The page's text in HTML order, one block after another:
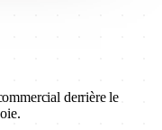
derrière le